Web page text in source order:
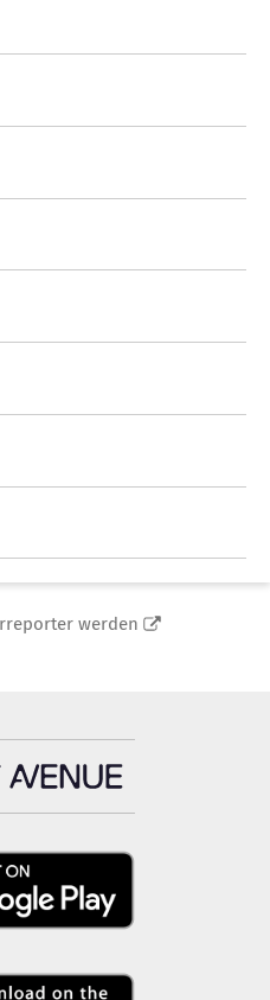
werden